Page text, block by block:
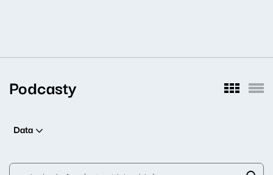
Podcasty
Data